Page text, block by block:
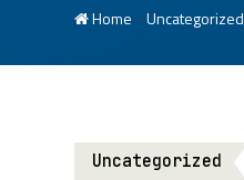
Home -Uncategorized
Uncategorized